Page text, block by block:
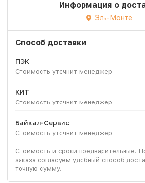
Информация о
Эль-Монте
Способ доставки
ПЭК
Стоимость уточнит менеджер
КИТ
Стоимость уточнит менеджер
Байкал-Сервис
Стоимость уточнит менеджер
Стоимость и сроки предварительные.
заказа согласуем удобный способ
точную сумму.